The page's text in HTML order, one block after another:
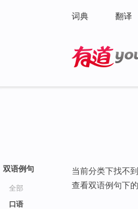
词典 翻译
双语例句
全部
口语
当前分类下找不
查看双语例句下的